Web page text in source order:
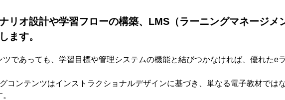
リオ設計や学習フローの構築、LMS（ラーニングマネージメ
ます。
であっても、学習目標や管理システムの機能と結びつかなければ、優れたe
コンテンツはインストラクショナルデザインに基づき、単なる電子教材では